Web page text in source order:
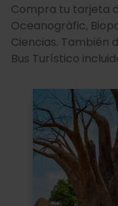
Compra tu tarjeta
Oceanogràfic,
Ciencias. También
Bus Turístico